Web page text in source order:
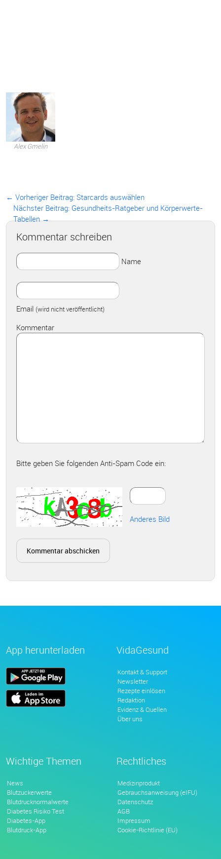
Alex Gmelin
← Vorheriger Beitrag: Starcards auswählen
Nächster Beitrag: Gesundheits-Ratgeber und Körperwerte-
Tabellen →
Kommentar schreiben
Name
Email (wird nicht veröffentlicht)
Kommentar
Bitte geben Sie folgenden Anti-Spam Code ein:
Anderes Bild
App herunterladen VidaGesund
Kontakt & Support
Newsletter
Rezepte einlösen
Redaktion
Evidenz & Quellen
Über uns
Wichtige Themen
News
Blutzuckerwerte
Blutdrucknormalwerte
Diabetes Risiko Test
Diabetes-App
Blutdruck-App
Rechtliches
Medizinprodukt
Gebrauchsanweisung (eIFU)
Datenschutz
AGB
Impressum
Cookie-Richtlinie (EU)